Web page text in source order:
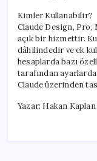
Kimler Kullanabilir?
Claude Design, Pro,
açık bir hizmettir.
dâhilindedir ve ek
hesaplarda bazı
tarafından
Claude üzerinden
Yazar: Hakan Kaplan